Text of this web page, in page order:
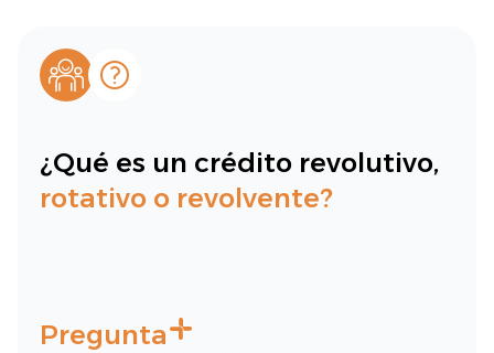
¿Qué es un crédito revolutivo,
rotativo o revolvente?
Pregunta